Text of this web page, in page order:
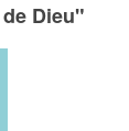
Dieu"